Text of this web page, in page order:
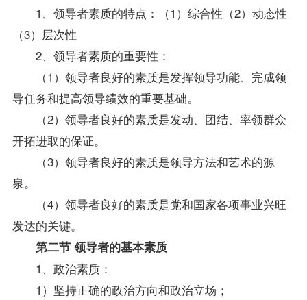
1、领导者素质的特点：（1）综合性（2）动态性
（3）层次性
2、领导者素质的重要性：
（1）领导者良好的素质是发挥领导功能、完成领
导任务和提高领导绩效的重要基础。
（2）领导者良好的素质是发动、团结、率领群众
开拓进取的保证。
（3）领导者良好的素质是领导方法和艺术的源
泉。
（4）领导者良好的素质是党和国家各项事业兴旺
发达的关键。
第二节 领导者的基本素质
1、政治素质：
1）坚持正确的政治方向和政治立场；